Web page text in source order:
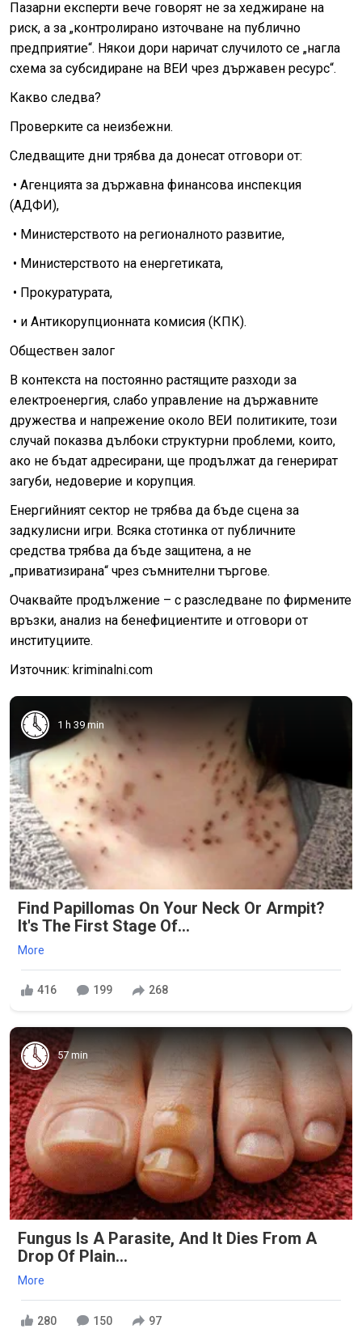
Пазарни експерти вече говорят не за хеджиране на
риск, а за „контролирано източване на публично
предприятие“. Някои дори наричат случилото се „нагла
схема за субсидиране на ВЕИ чрез държавен ресурс“.
Какво следва?
Проверките са неизбежни.
Следващите дни трябва да донесат отговори от:
• Агенцията за държавна финансова инспекция
(АДФИ),
• Министерството на регионалното развитие,
• Министерството на енергетиката,
• Прокуратурата,
• и Антикорупционната комисия (КПК).
Обществен залог
В контекста на постоянно растящите разходи за
електроенергия, слабо управление на държавните
дружества и напрежение около ВЕИ политиките, този
случай показва дълбоки структурни проблеми, които,
ако не бъдат адресирани, ще продължат да генерират
загуби, недоверие и корупция.
Енергийният сектор не трябва да бъде сцена за
задкулисни игри. Всяка стотинка от публичните
средства трябва да бъде защитена, а не
„приватизирана“ чрез съмнителни търгове.
Очаквайте продължение – с разследване по фирмените
връзки, анализ на бенефициентите и отговори от
институциите.
Източник: kriminalni.com
1 h 39 min
Find Papillomas On Your Neck Or Armpit?
It's The First Stage Of...
More
416 199 268
57 min
Fungus Is A Parasite, And It Dies From A
Drop Of Plain...
More
280 150 97